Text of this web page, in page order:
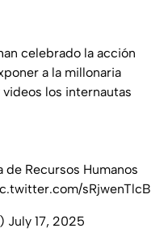
celebrado la acción
a la millonaria
los internautas
de Recursos Humanos
sRjwenTlcB
July 17, 2025